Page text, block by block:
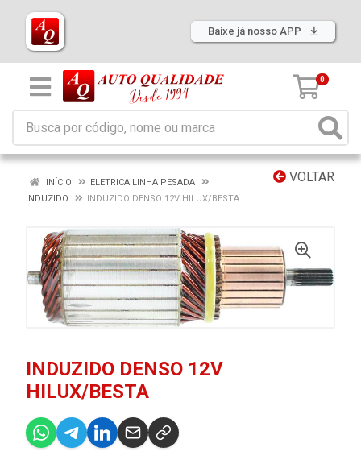
Baixe já nosso APP
0
VOLTAR
INÍCIO
ELETRICA LINHA PESADA
INDUZIDO
INDUZIDO DENSO 12V HILUX/BESTA
INDUZIDO DENSO 12V
HILUX/BESTA